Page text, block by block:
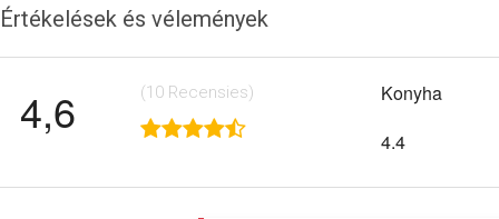
Értékelések és vélemények
4,6 (10 Recensies)
Konyha
4.4